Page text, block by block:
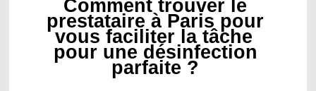
Comment trouver le
prestataire à Paris pour
vous faciliter la tâche
pour une désinfection
parfaite ?